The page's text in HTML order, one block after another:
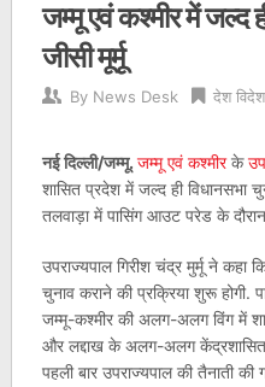
जम्मू एवं कश्मीर में जल्द
जीसी मूर्मू
By News Desk देश विदेश
नई दिल्‍ली/जम्‍मू. जम्मू एवं कश्मीरके
शासित प्रदेश में जल्‍द ही विधानसभा
तलवाड़ा में पासिंग आउट परेड के
उपराज्यपाल गिरीश चंद्र मुर्मू ने कहा
चुनाव कराने की प्रक्रिया शुरू
जम्‍मू-कश्‍मीर की अलग-अलग विंग में
और लद्दाख के अलग-अलग केंद्रशासित
पहली बार उपराज्यपाल की तैनाती